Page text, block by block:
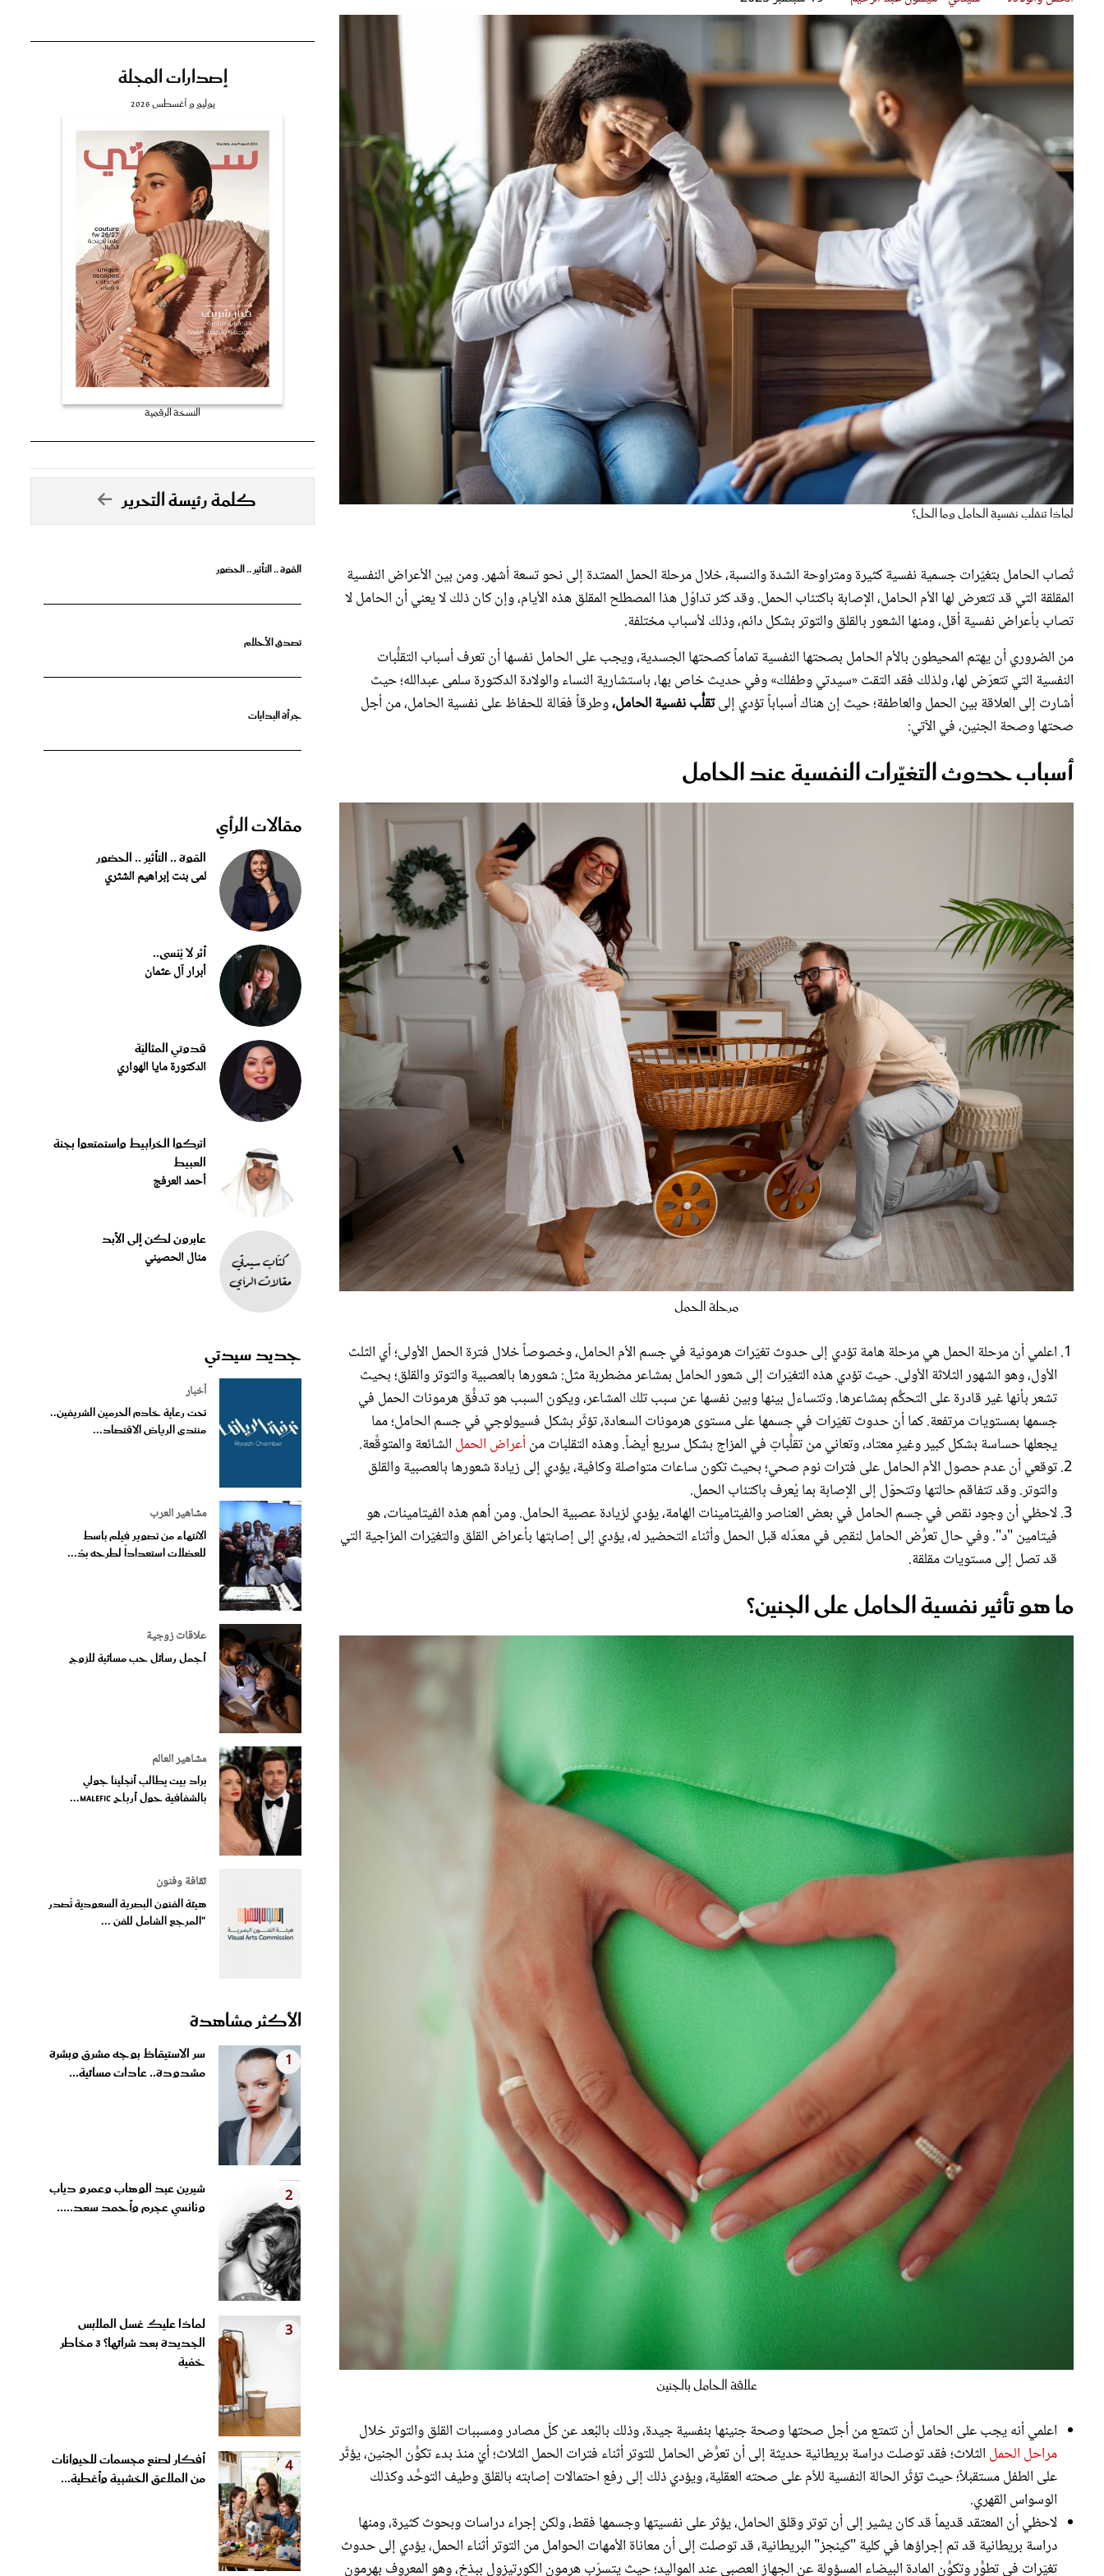
لماذا تنقلب نفسية الحامل وما الحل؟
تُصاب الحامل بتغيّرات جسمية نفسية كثيرة ومتراوحة الشدة والنسبة، خلال مرحلة الحمل الممتدة إلى نحو تسعة أشهر. ومن بين الأعراض النفسية
المقلقة التي قد تتعرض لها الأم الحامل، الإصابة باكتئاب الحمل. وقد كثر تداوُل هذا المصطلح المقلق هذه الأيام، وإن كان ذلك لا يعني أن الحامل لا
تصاب بأعراض نفسية أقل، ومنها الشعور بالقلق والتوتر بشكل دائم، وذلك لأسباب مختلفة.
من الضروري أن يهتم المحيطون بالأم الحامل بصحتها النفسية تماماً كصحتها الجسدية، ويجب على الحامل نفسها أن تعرف أسباب التقلُّبات
النفسية التي تتعرّض لها، ولذلك فقد التقت «سيدتي وطفلك» وفي حديث خاص بها، باستشارية النساء والولادة الدكتورة سلمى عبدالله؛ حيث
أشارت إلى العلاقة بين الحمل والعاطفة؛ حيث إن هناك أسباباً تؤدي إلىتقلُّب نفسية الحامل،وطرقاً فعّالة للحفاظ على نفسية الحامل، من أجل
صحتها وصحة الجنين، في الآتي:
أسباب حدوث التغيّرات النفسية عند الحامل
مرحلة الحمل
اعلمي أن مرحلة الحمل هي مرحلة هامة تؤدي إلى حدوث تغيّرات هرمونية في جسم الأم الحامل، وخصوصاً خلال فترة الحمل الأولى؛ أي الثلث
الأول، وهو الشهور الثلاثة الأولى. حيث تؤدي هذه التغيّرات إلى شعور الحامل بمشاعر مضطربة مثل: شعورها بالعصبية والتوتر والقلق؛ بحيث
تشعر بأنها غير قادرة على التحكُّم بمشاعرها. وتتساءل بينها وبين نفسها عن سبب تلك المشاعر، ويكون السبب هو تدفُّق هرمونات الحمل في
جسمها بمستويات مرتفعة. كما أن حدوث تغيّرات في جسمها على مستوى هرمونات السعادة، تؤثّر بشكل فسيولوجي في جسم الحامل؛ مما
يجعلها حساسة بشكل كبير وغيرِ معتاد، وتعاني من تقلُّباتٍ في المزاج بشكل سريع أيضاً. وهذه التقلبات منأعراض الحمل الشائعة والمتوقَّعة.
توقعي أن عدم حصول الأم الحامل على فترات نوم صحي؛ بحيث تكون ساعات متواصلة وكافية، يؤدي إلى زيادة شعورها بالعصبية والقلق
والتوتر. وقد تتفاقم حالتها وتتحوّل إلى الإصابة بما يُعرف باكتئاب الحمل.
لاحظي أن وجود نقص في جسم الحامل في بعض العناصر والفيتامينات الهامة، يؤدي لزيادة عصبية الحامل. ومن أهم هذه الفيتامينات، هو
فيتامين "د". وفي حال تعرُّض الحامل لنقصٍ في معدّله قبل الحمل وأثناء التحضير له، يؤدي إلى إصابتها بأعراض القلق والتغيّرات المزاجية التي
قد تصل إلى مستويات مقلقة.
ما هو تأثير نفسية الحامل على الجنين؟
علاقة الحامل بالجنين
اعلمي أنه يجب على الحامل أن تتمتع من أجل صحتها وصحة جنينها بنفسية جيدة، وذلك بالبُعد عن كلّ مصادر ومسببات القلق والتوتر خلال
مراحل الحمل الثلاث؛ فقد توصلت دراسة بريطانية حديثة إلى أن تعرُّض الحامل للتوتر أثناء فترات الحمل الثلاث؛ أيْ منذ بدء تكوُّن الجنين، يؤثّر
على الطفل مستقبلاً؛ حيث تؤثّر الحالة النفسية للأم على صحته العقلية، ويؤدي ذلك إلى رفع احتمالات إصابته بالقلق وطيف التوحُّد وكذلك
الوسواس القهري.
لاحظي أن المعتقد قديماً قد كان يشير إلى أن توتر وقلق الحامل، يؤثر على نفسيتها وجسمها فقط، ولكن إجراء دراسات وبحوث كثيرة، ومنها
دراسة بريطانية قد تم إجراؤها في كلية "كينجز" البريطانية، قد توصلت إلى أن معاناة الأمهات الحوامل من التوتر أثناء الحمل، يؤدي إلى حدوث
تغيّرات في تطوُّر وتكوُّن المادة البيضاء المسؤولة عن الجهاز العصبي عند المواليد؛ حيث يتسرّب هرمون الكورتيزول ببذخ، وهو المعروف بهرمون
إصدارات المجلة
يوليو و أغسطس 2026
النسخة الرقمية
كلمة رئيسة التحرير
القوة .. التأثير .. الحضور
تصدق الأحلام
جرأة البدايات
مقالات الرأي
القوة .. التأثير .. الحضور
لمى بنت إبراهيم الشثري
أثر لا يُنسى..
أبرار آل عثمان
قدوتي المثاليّة
الدكتورة مايا الهواري
اتركوا الخرابيط واستمتعوا بجنة
العبيط
أحمد العرفج
عابرون لكن إلى الأبد
منال الحصيني
جديد سيدتي
أخبار
تحت رعاية خادم الحرمين الشريفين..
منتدى الرياض الاقتصاد...
مشاهير العرب
الانتهاء من تصوير فيلم باسط
للعضلات استعداداً لطرحه بدُ...
علاقات زوجية
أجمل رسائل حب مسائية للزوج
مشاهير العالم
براد بيت يطالب أنجلينا جولي
بالشفافية حول أرباح Malefic...
ثقافة وفنون
هيئة الفنون البصرية السعودية تُصدر
"المرجع الشامل للفن ...
الأكثر مشاهدة
1
سر الاستيقاظ بوجه مشرق وبشرة
مشدودة.. عادات مسائية...
2
شيرين عبد الوهاب وعمرو دياب
ونانسي عجرم وأحمد سعد.....
3
لماذا عليك غسل الملابس
الجديدة بعد شرائها؟ 3 مخاطر
خفية
4
أفكار لصنع مجسمات للحيوانات
من الملاعق الخشبية وأغطية...
قصص ملهمة
مقالات الرأي
ستايل
عروس سيدتي
تطبيقات سيدتي
دليل السفر
آخر الأخبار
مجلة سيدتي
غلاف رفمي